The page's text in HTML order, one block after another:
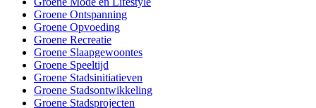
Groene Ontspanning
Groene Opvoeding
Groene Recreatie
Groene Slaapgewoontes
Groene Speeltijd
Groene Stadsinitiatieven
Groene Stadsontwikkeling
Groene Stadsprojecten